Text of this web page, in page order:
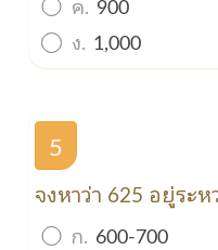
ง. 1,000
5
จงหาว่า 625 อยู่ระ
ก. 600-700